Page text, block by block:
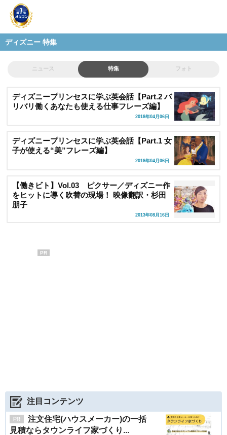
ディズニー 特集
ニュース 特集 フォト
ディズニープリンセスに学ぶ英会話【Part.2 バ
リバリ働くあなたも使える仕事フレーズ編】
2018年04月06日
ディズニープリンセスに学ぶ英会話【Part.1 女
子が使える“美”フレーズ編】
2018年04月06日
【働きビト】Vol.03 ピクサー／ディズニー作
をヒットに導く吹替の現場！ 映像翻訳・杉田
朋子
2013年08月16日
PR
注目コンテンツ
注文住宅(ハウスメーカー)の一括
見積ならタウンライフ家づくり...